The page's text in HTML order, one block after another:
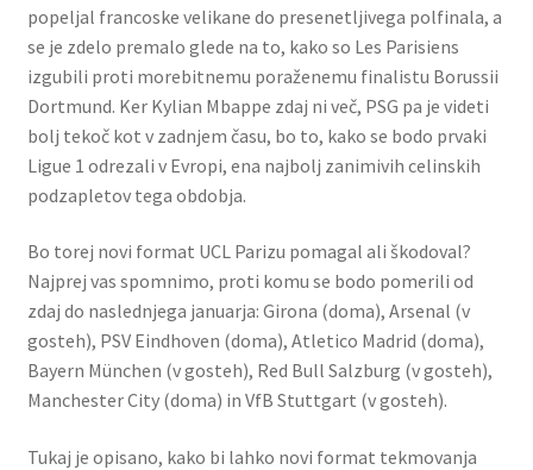
popeljal francoske velikane do presenetljivega polfinala, a
se je zdelo premalo glede na to, kako so Les Parisiens
izgubili proti morebitnemu poraženemu finalistu Borussii
Dortmund. Ker Kylian Mbappe zdaj ni več, PSG pa je videti
bolj tekoč kot v zadnjem času, bo to, kako se bodo prvaki
Ligue 1 odrezali v Evropi, ena najbolj zanimivih celinskih
podzapletov tega obdobja.
Bo torej novi format UCL Parizu pomagal ali škodoval?
Najprej vas spomnimo, proti komu se bodo pomerili od
zdaj do naslednjega januarja: Girona (doma), Arsenal (v
gosteh), PSV Eindhoven (doma), Atletico Madrid (doma),
Bayern München (v gosteh), Red Bull Salzburg (v gosteh),
Manchester City (doma) in VfB Stuttgart (v gosteh).
Tukaj je opisano, kako bi lahko novi format tekmovanja